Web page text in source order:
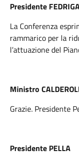
Presidente
La Conferenza
rammarico per la
l’attuazione del
Ministro
Grazie. Presidente
Presidente PELLA